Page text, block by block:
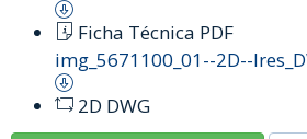
Ficha Técnica PDF
img_5671100_01--2D--
2D DWG